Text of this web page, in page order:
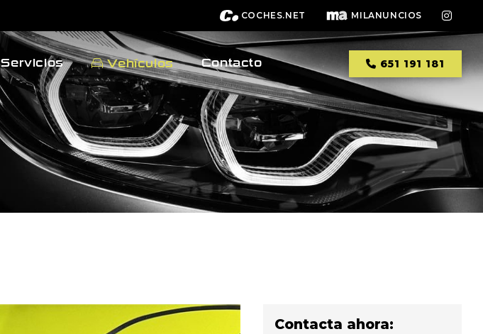
COCHES.NET MILANUNCIOS
Servicios Vehículos Contacto 651 191 181
Contacta ahora: